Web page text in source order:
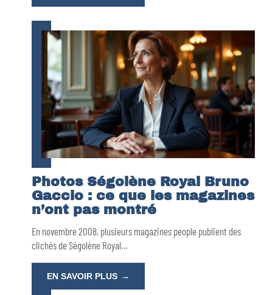
Photos Ségolène Royal Bruno
Gaccio : ce que les magazines
n’ont pas montré
En novembre 2008, plusieurs magazines people publient des
clichés de Ségolène Royal…
EN SAVOIR PLUS